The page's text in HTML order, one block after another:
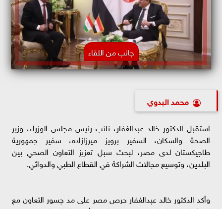
جانب من اللقاء
محمد البدوي
استقبل الدكتور خالد عبدالغفار، نائب رئيس مجلس الوزراء، وزير
الصحة والسكان، السفير برويز ميرزازاده، سفير جمهورية
طاجيكستان لدى مصر، لبحث سبل تعزيز التعاون الصحي بين
البلدين، وتوسيع مجالات الشراكة في القطاع الطبي والدوائي.
وأكد الدكتور خالد عبدالغفار حرص مصر على مد جسور التعاون مع